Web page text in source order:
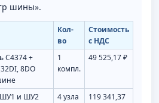
шины».
Кол-
во
Стоимость
с НДС
C4374 +
8DO
1
компл.
49 525,17 ₽
и ШУ2 4 узла 119 341,37